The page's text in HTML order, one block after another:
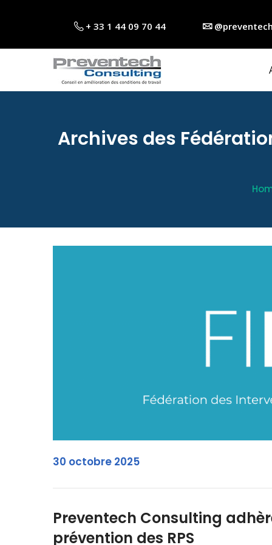
+ 33 1 44 09 70 44
Archives des
30 octobre 2025
Preventech Consulting
prévention des RPS